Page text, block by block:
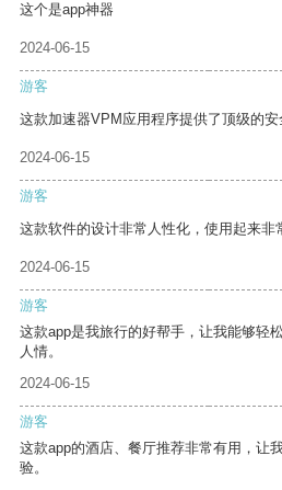
这个是app神器
2024-06-15
游客
这款加速器VPM应用程序提供了顶级的安
2024-06-15
游客
这款软件的设计非常人性化，使用起来非
2024-06-15
游客
这款app是我旅行的好帮手，让我能够轻
人情。
2024-06-15
游客
这款app的酒店、餐厅推荐非常有用，让
验。